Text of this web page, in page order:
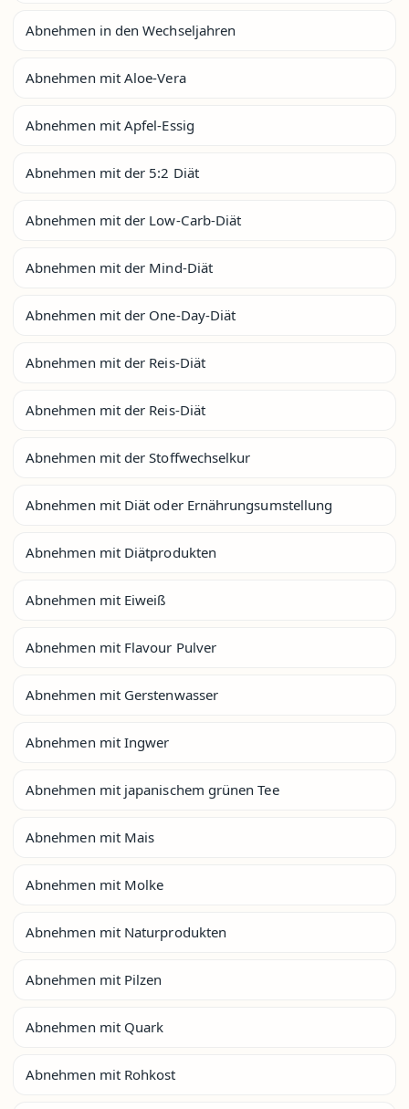
Abnehmen in den Wechseljahren
Abnehmen mit Aloe-Vera
Abnehmen mit Apfel-Essig
Abnehmen mit der 5:2 Diät
Abnehmen mit der Low-Carb-Diät
Abnehmen mit der Mind-Diät
Abnehmen mit der One-Day-Diät
Abnehmen mit der Reis-Diät
Abnehmen mit der Reis-Diät
Abnehmen mit der Stoffwechselkur
Abnehmen mit Diät oder Ernährungsumstellung
Abnehmen mit Diätprodukten
Abnehmen mit Eiweiß
Abnehmen mit Flavour Pulver
Abnehmen mit Gerstenwasser
Abnehmen mit Ingwer
Abnehmen mit japanischem grünen Tee
Abnehmen mit Mais
Abnehmen mit Molke
Abnehmen mit Naturprodukten
Abnehmen mit Pilzen
Abnehmen mit Quark
Abnehmen mit Rohkost